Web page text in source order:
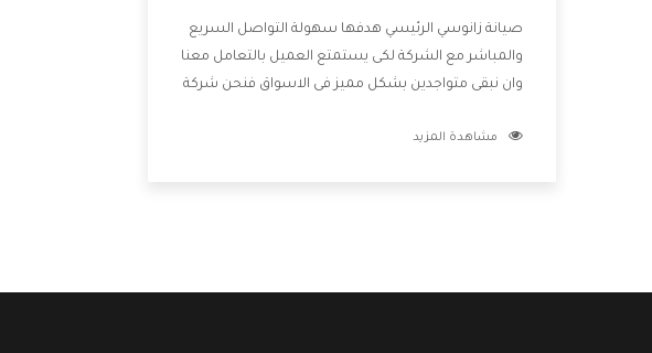
صيانة زانوسي الرئيسي هدفها سهولة التواصل السريع
والمباشر مع الشركة لكى يستمتع العميل بالتعامل معنا
وان نبقى متواجدين بشكل مميز فى الاسواق فنحن شركة
بالخدمات التى تنفرد الشركة بها والتى تكون منها خدمة
مشاهدة المزيد